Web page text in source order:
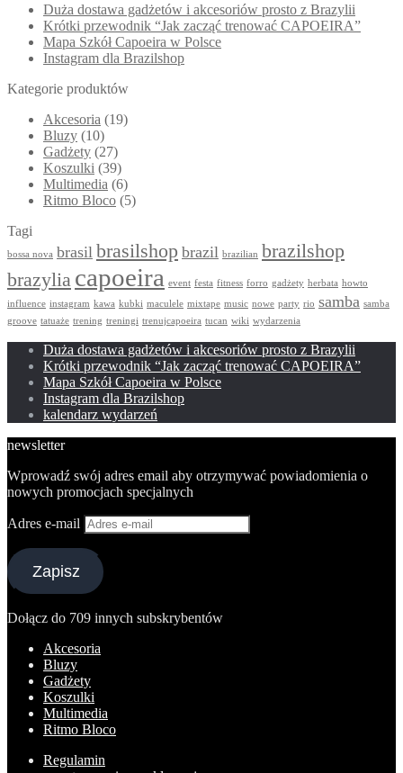
Duża dostawa gadżetów i akcesoriów prosto z Brazylii
Krótki przewodnik “Jak zacząć trenować CAPOEIRA”
Mapa Szkół Capoeira w Polsce
Instagram dla Brazilshop
Kategorie produktów
Akcesoria (19)
Bluzy (10)
Gadżety (27)
Koszulki (39)
Multimedia (6)
Ritmo Bloco (5)
Tagi
bossa nova brasil brasilshop brazil brazilian brazilshop
brazylia capoeira event festa fitness forro gadżety herbata howto
influence instagram kawa kubki maculele mixtape music nowe party rio samba samba
groove tatuaże trening treningi trenujcapoeira tucan wiki wydarzenia
Duża dostawa gadżetów i akcesoriów prosto z Brazylii
Krótki przewodnik “Jak zacząć trenować CAPOEIRA”
Mapa Szkół Capoeira w Polsce
Instagram dla Brazilshop
kalendarz wydarzeń
newsletter
Wprowadź swój adres email aby otrzymywać powiadomienia o
nowych promocjach specjalnych
Adres e-mail
Zapisz
Dołącz do 709 innych subskrybentów
Akcesoria
Bluzy
Gadżety
Koszulki
Multimedia
Ritmo Bloco
Regulamin